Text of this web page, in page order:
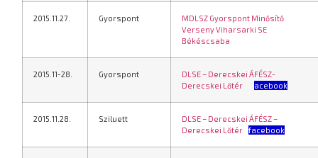
2015.11.27. Gyorspont
MDLSZ Gyorspont Minősítő
Verseny Viharsarki SE
Békéscsaba
2015.11-28. Gyorspont
DLSE – Derecskei ÁFÉSZ-
Derecskei Lőtér
acebook
2015.11.28. Sziluett
DLSE – Derecskei ÁFÉSZ –
Derecskei Lőtér
facebook